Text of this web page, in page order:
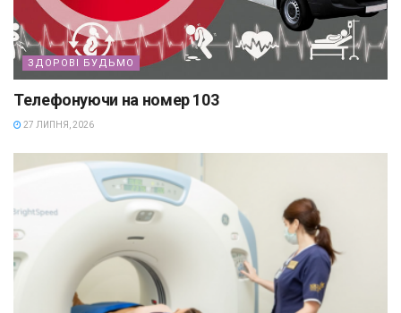
ЗДОРОВІ БУДЬМО
Телефонуючи на номер 103
27 ЛИПНЯ, 2026